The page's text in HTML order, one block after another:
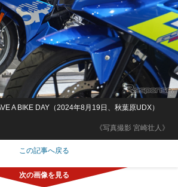
《写真撮影 宮崎壮人》
A BIKE DAY（2024年8月19日、秋葉原UDX）
この記事へ戻る